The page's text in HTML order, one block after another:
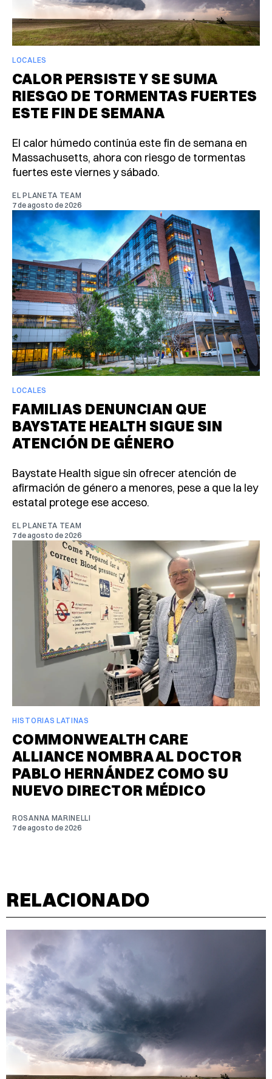
LOCALES
CALOR PERSISTE Y SE SUMA
RIESGO DE TORMENTAS FUERTES
ESTE FIN DE SEMANA
El calor húmedo continúa este fin de semana en
Massachusetts, ahora con riesgo de tormentas
fuertes este viernes y sábado.
EL PLANETA TEAM
7 de agosto de 2026
LOCALES
FAMILIAS DENUNCIAN QUE
BAYSTATE HEALTH SIGUE SIN
ATENCIÓN DE GÉNERO
Baystate Health sigue sin ofrecer atención de
afirmación de género a menores, pese a que la ley
estatal protege ese acceso.
EL PLANETA TEAM
7 de agosto de 2026
HISTORIAS LATINAS
COMMONWEALTH CARE
ALLIANCE NOMBRA AL DOCTOR
PABLO HERNÁNDEZ COMO SU
NUEVO DIRECTOR MÉDICO
ROSANNA MARINELLI
7 de agosto de 2026
RELACIONADO